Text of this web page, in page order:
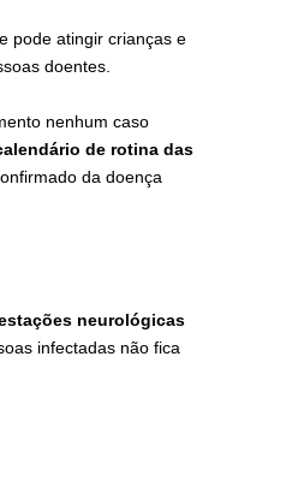
pode atingir crianças e
doentes.
nenhum caso
de rotina das
da doença
neurológicas
infectadas não fica